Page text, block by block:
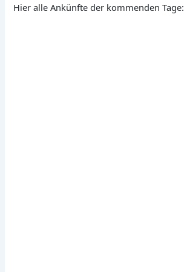
Hier alle Ankünfte der kommenden Tage: